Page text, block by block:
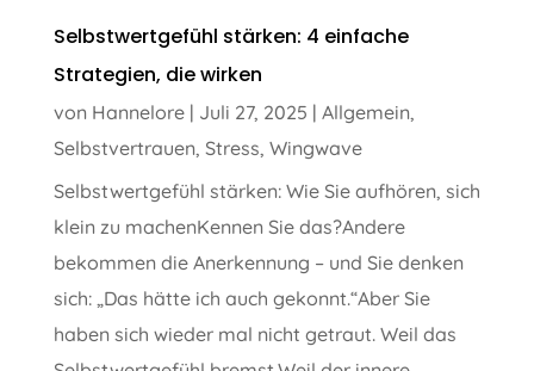
Selbstwertgefühl stärken: 4 einfache
Strategien, die wirken
von Hannelore| Juli 27, 2025 | Allgemein,
Selbstvertrauen, Stress, Wingwave
Selbstwertgefühl stärken: Wie Sie aufhören, sich
klein zu machenKennen Sie das?Andere
bekommen die Anerkennung – und Sie denken
sich: „Das hätte ich auch gekonnt.“Aber Sie
haben sich wieder mal nicht getraut. Weil das